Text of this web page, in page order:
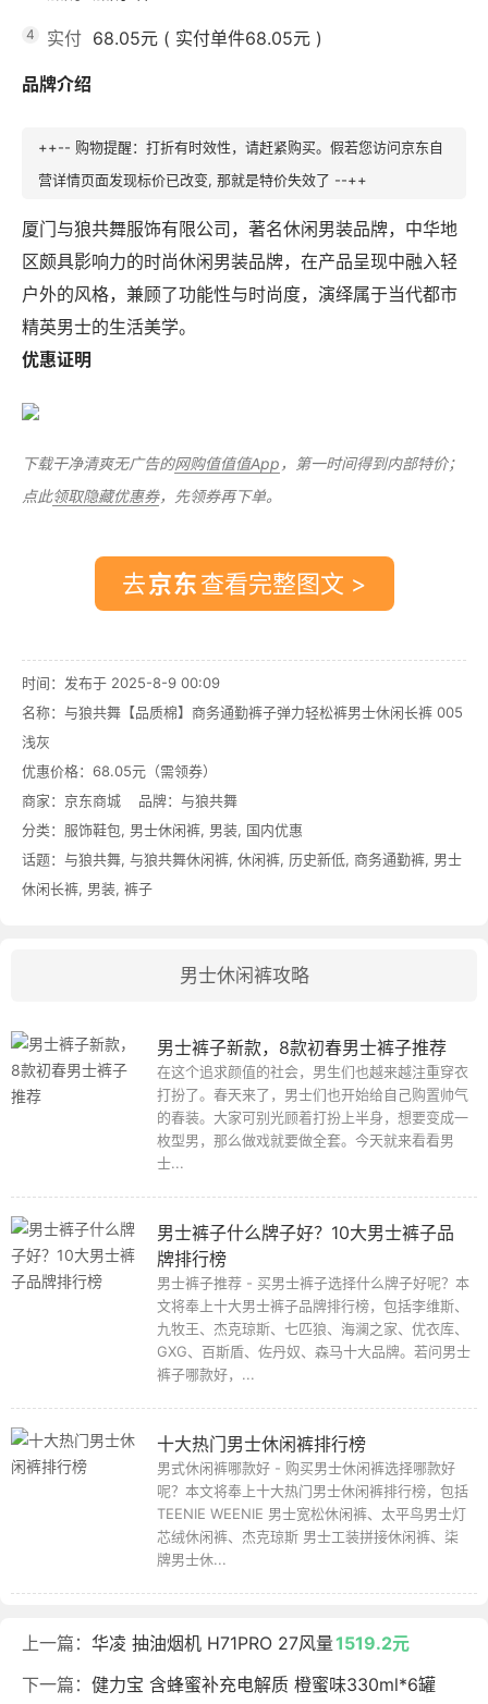
4 实付 68.05元 ( 实付单件68.05元 )
品牌介绍
++-- 购物提醒：打折有时效性，请赶紧购买。假若您访问京东自
营详情页面发现标价已改变, 那就是特价失效了 --++
厦门与狼共舞服饰有限公司，著名休闲男装品牌，中华地
区颇具影响力的时尚休闲男装品牌，在产品呈现中融入轻
户外的风格，兼顾了功能性与时尚度，演绎属于当代都市
精英男士的生活美学。
优惠证明
下载干净清爽无广告的网购值值值App ，第一时间得到内部特价；
点此领取隐藏优惠券，先领券再下单。
去 查看完整图文 >
时间：发布于 2025-8-9 00:09
名称： 与狼共舞【品质棉】商务通勤裤子弹力轻松裤男士休闲长裤 005
浅灰
优惠价格： 68.05元（需领券）
商家： 京东商城 品牌： 与狼共舞
分类： 服饰鞋包, 男士休闲裤, 男装, 国内优惠
话题： 与狼共舞, 与狼共舞休闲裤, 休闲裤, 历史新低, 商务通勤裤, 男士
休闲长裤, 男装, 裤子
男士休闲裤攻略
男士裤子新款，8款初春男士裤子推荐
在这个追求颜值的社会，男生们也越来越注重穿衣
打扮了。春天来了，男士们也开始给自己购置帅气
的春装。大家可别光顾着打扮上半身，想要变成一
枚型男，那么做戏就要做全套。今天就来看看男
士...
男士裤子什么牌子好？10大男士裤子品
牌排行榜
男士裤子推荐 - 买男士裤子选择什么牌子好呢？本
文将奉上十大男士裤子品牌排行榜，包括李维斯、
九牧王、杰克琼斯、七匹狼、海澜之家、优衣库、
GXG、百斯盾、佐丹奴、森马十大品牌。若问男士
裤子哪款好，...
十大热门男士休闲裤排行榜
男式休闲裤哪款好 - 购买男士休闲裤选择哪款好
呢？本文将奉上十大热门男士休闲裤排行榜，包括
TEENIE WEENIE 男士宽松休闲裤、太平鸟男士灯
芯绒休闲裤、杰克琼斯 男士工装拼接休闲裤、柒
牌男士休...
上一篇： 华凌 抽油烟机 H71PRO 27风量1519.2元
下一篇： 健力宝 含蜂蜜补充电解质 橙蜜味330ml*6罐